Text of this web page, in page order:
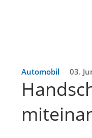
Automobil 03.